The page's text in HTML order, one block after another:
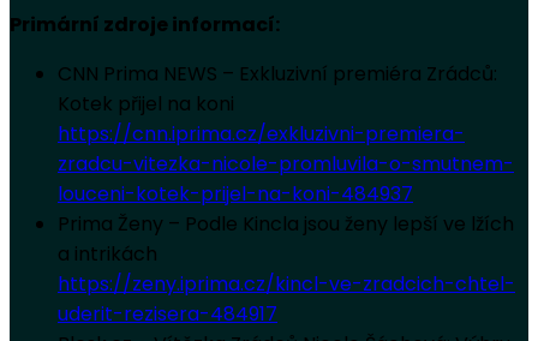
Primární zdroje informací:
CNN Prima NEWS – Exkluzivní premiéra Zrádců:
Kotek přijel na koni
https://cnn.iprima.cz/exkluzivni-premiera-
zradcu-vitezka-nicole-promluvila-o-smutnem-
louceni-kotek-prijel-na-koni-484937
Prima Ženy – Podle Kincla jsou ženy lepší ve lžích
a intrikách
https://zeny.iprima.cz/kincl-ve-zradcich-chtel-
uderit-rezisera-484917